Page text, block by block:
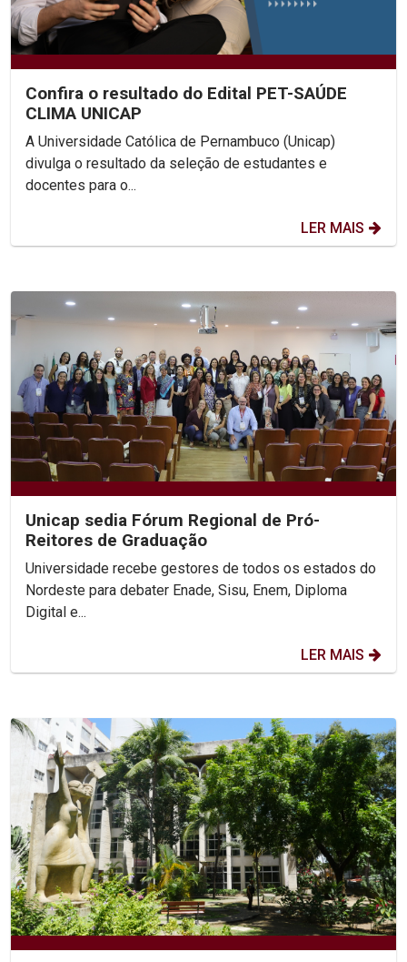
Confira o resultado do Edital PET-SAÚDE
CLIMA UNICAP
A Universidade Católica de Pernambuco (Unicap)
divulga o resultado da seleção de estudantes e
docentes para o...
LER MAIS
Unicap sedia Fórum Regional de Pró-
Reitores de Graduação
Universidade recebe gestores de todos os estados do
Nordeste para debater Enade, Sisu, Enem, Diploma
Digital e...
LER MAIS